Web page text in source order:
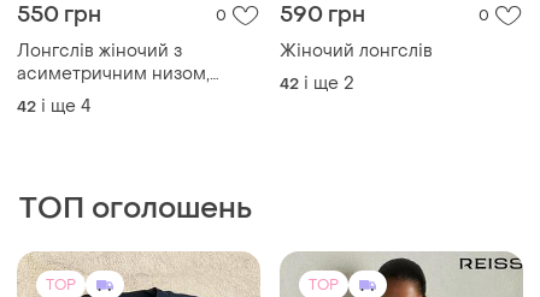
550 грн 0
Лонгслів жіночий з
асиметричним низом,
бежевий, білий
42 і ще 4
590 грн 0
Жіночий лонгслів
42 і ще 2
ТОП оголошень
TOP TOP